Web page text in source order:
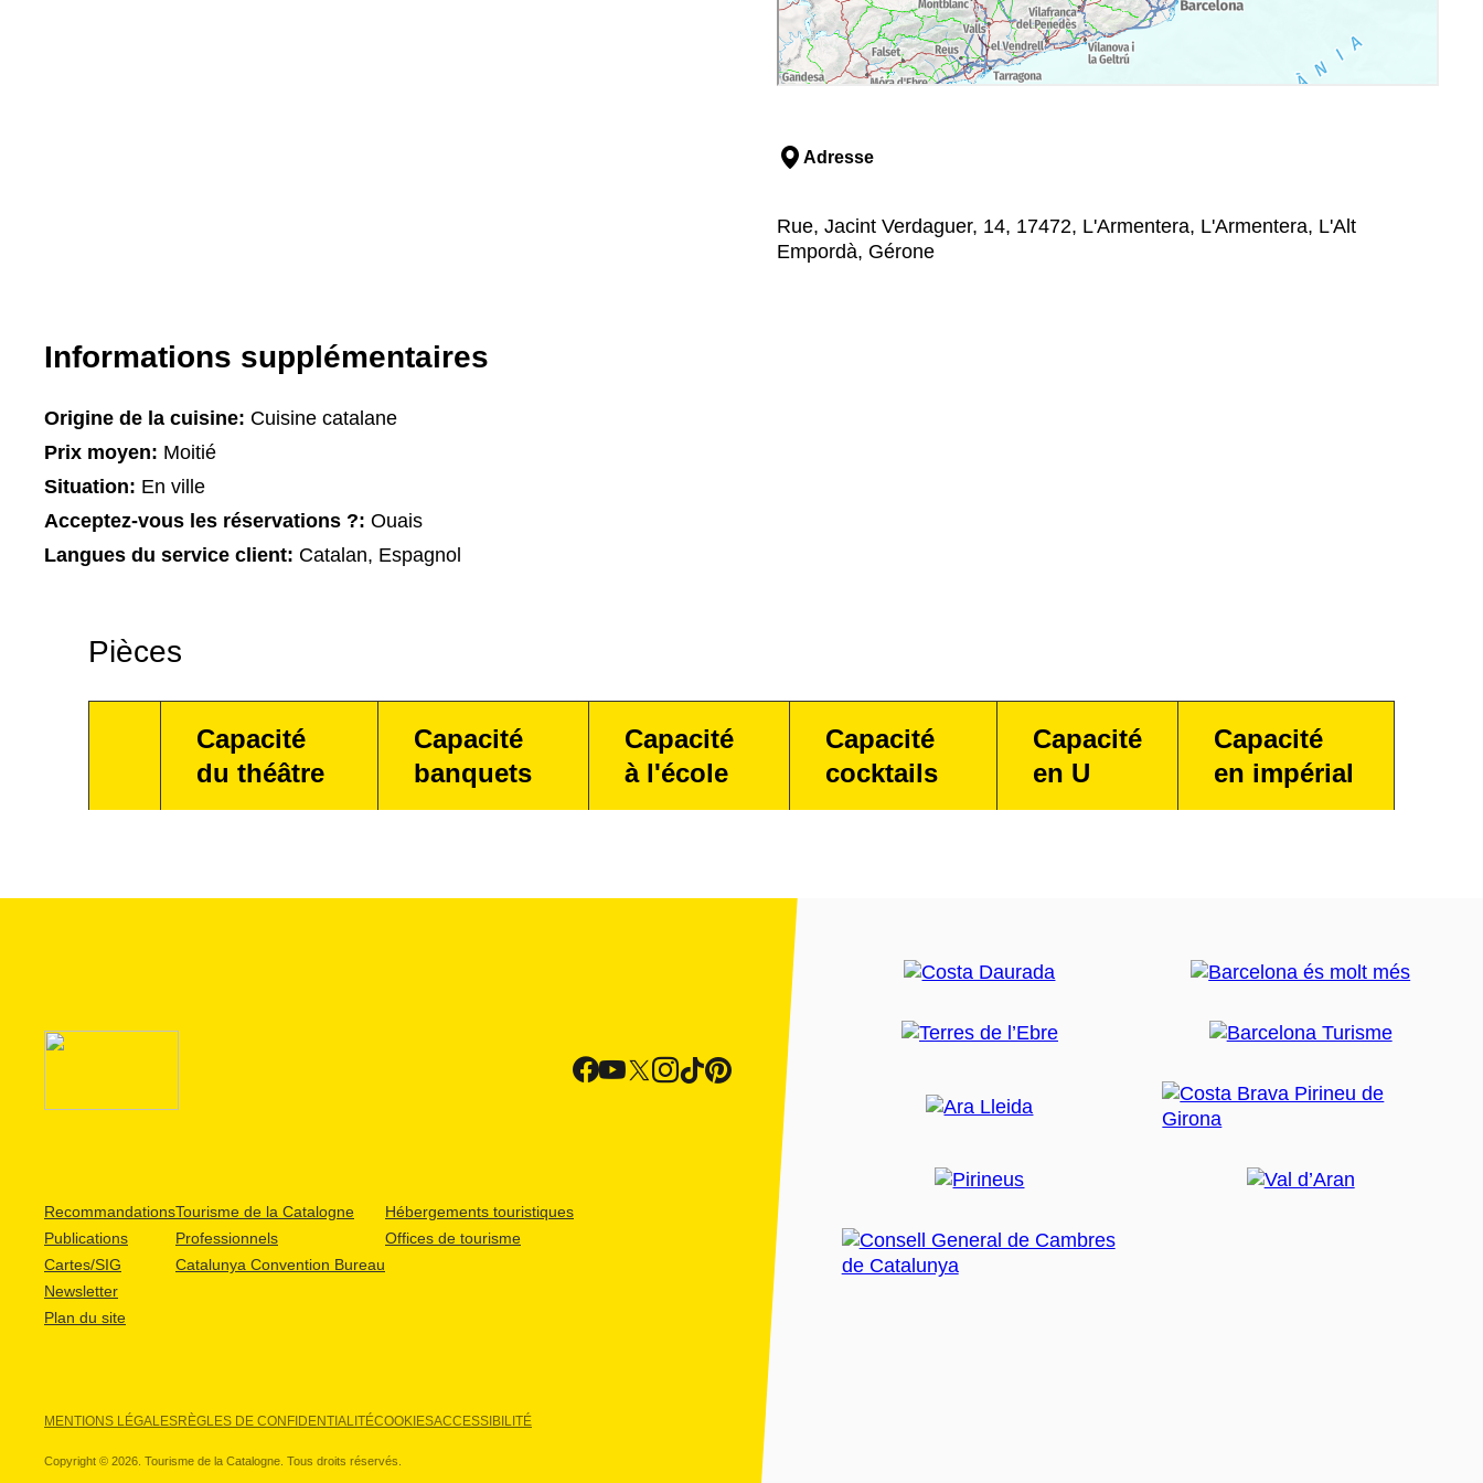
Adresse
Rue, Jacint Verdaguer, 14, 17472, L'Armentera, L'Armentera, L'Alt
Empordà, Gérone
Informations supplémentaires
Origine de la cuisine: Cuisine catalane
Prix moyen: Moitié
Situation: En ville
Acceptez-vous les réservations ?: Ouais
Langues du service client: Catalan, Espagnol
Pièces
Capacité
du théâtre
Capacité
banquets
Capacité
à l'école
Capacité
cocktails
Capacité
en U
Capacité
en impérial
Recommandations
Publications
Cartes/SIG
Newsletter
Plan du site
Tourisme de la Catalogne
Professionnels
Catalunya Convention Bureau
Hébergements touristiques
Offices de tourisme
MENTIONS LÉGALESRÈGLES DE CONFIDENTIALITÉCOOKIESACCESSIBILITÉ
Copyright © 2026. Tourisme de la Catalogne. Tous droits réservés.